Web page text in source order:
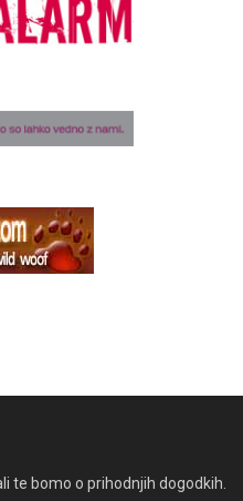
te bomo o prihodnjih dogodkih.